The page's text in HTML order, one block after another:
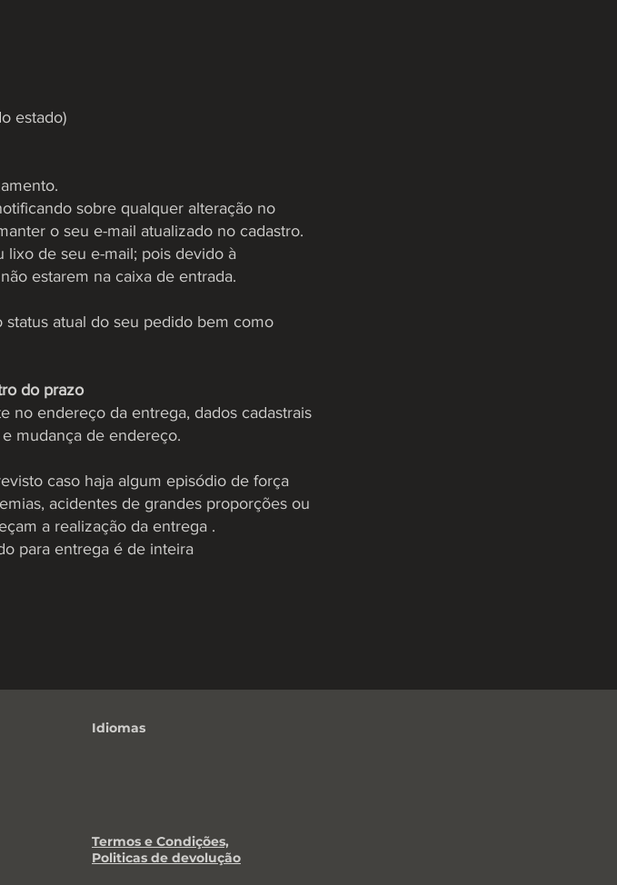
estado)
sobre qualquer alteração no
o seu e-mail atualizado no cadastro.
lixo de seu e-mail; pois devido à
estarem na caixa de entrada.
status atual do seu pedido bem como
do prazo
no endereço da entrega, dados cadastrais
mudança de endereço.
caso haja algum episódio de força
acidentes de grandes proporções ou
a realização da entrega .
para entrega é de inteira
Idiomas
Termos e Condições,
Politicas de devolução